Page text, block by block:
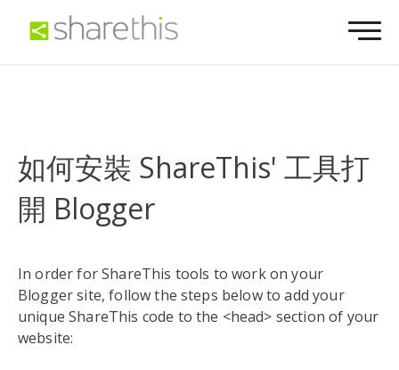
如何安裝 ShareThis' 工具打
開 Blogger
In order for ShareThis tools to work on your
Blogger site, follow the steps below to add your
unique ShareThis code to the <head> section of your
website: